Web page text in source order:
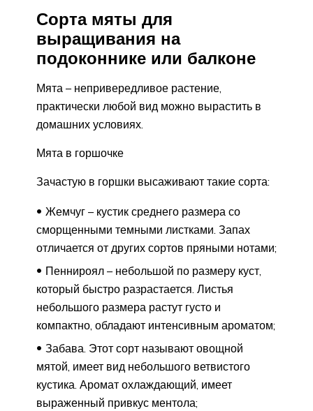
Сорта мяты для
выращивания на
подоконнике или балконе
Мята – непривередливое растение,
практически любой вид можно вырастить в
домашних условиях.
Мята в горшочке
Зачастую в горшки высаживают такие сорта:
Жемчуг – кустик среднего размера со
сморщенными темными листками. Запах
отличается от других сортов пряными нотами;
Пеннироял – небольшой по размеру куст,
который быстро разрастается. Листья
небольшого размера растут густо и
компактно, обладают интенсивным ароматом;
Забава. Этот сорт называют овощной
мятой, имеет вид небольшого ветвистого
кустика. Аромат охлаждающий, имеет
выраженный привкус ментола;